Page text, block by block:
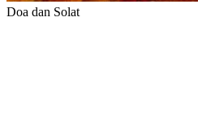
Doa dan Solat